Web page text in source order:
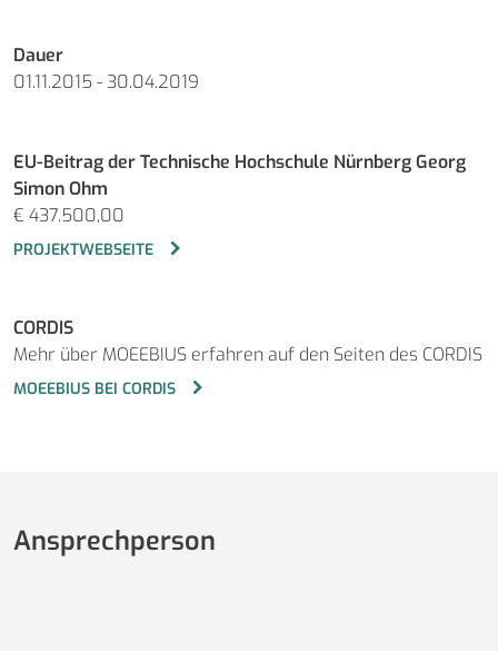
Dauer
01.11.2015 - 30.04.2019
EU-Beitrag der Technische Hochschule Nürnberg Georg
Simon Ohm
€ 437.500,00
PROJEKTWEBSEITE
CORDIS
Mehr über MOEEBIUS erfahren auf den Seiten des CORDIS
MOEEBIUS BEI CORDIS
Ansprechperson